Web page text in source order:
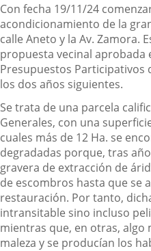
Con fecha 19/11/24
acondicionamiento de la
calle Aneto y la Av. Zamora.
propuesta vecinal aprobada
Presupuestos Participativos
los dos años siguientes.
Se trata de una parcela
Generales, con una
cuales más de 12 Ha. se
degradadas porque, tras
gravera de extracción de
de escombros hasta que se
restauración. Por tanto,
intransitable sino incluso
mientras que, en otras, algo
maleza y se producían los